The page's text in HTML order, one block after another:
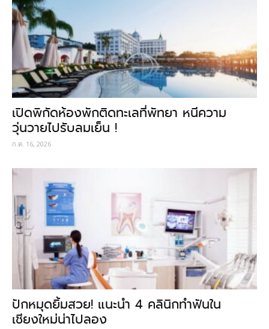
เปิดพิกัดห้องพักติดทะเลที่พัทยา หนีความ
วุ่นวายไปรับลมเย็น !
ก.ค. 16, 2026
ปักหมุดยิ้มสวย! แนะนำ 4 คลินิกทำฟันใน
เชียงใหม่น่าไปลอง